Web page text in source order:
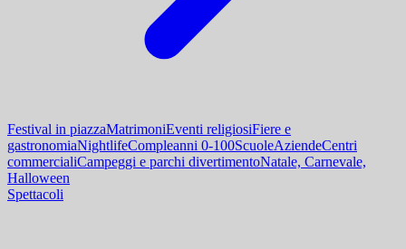
Festival in piazzaMatrimoniEventi religiosiFiere e
gastronomiaNightlifeCompleanni 0-100ScuoleAziendeCentri
commercialiCampeggi e parchi divertimentoNatale, Carnevale,
Halloween
Spettacoli